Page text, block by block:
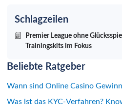
Schlagzeilen
Premier League ohne
Trainingskits im Fokus
Beliebte Ratgeber
Wann sind Online Casino
Was ist das KYC-Verfahren?